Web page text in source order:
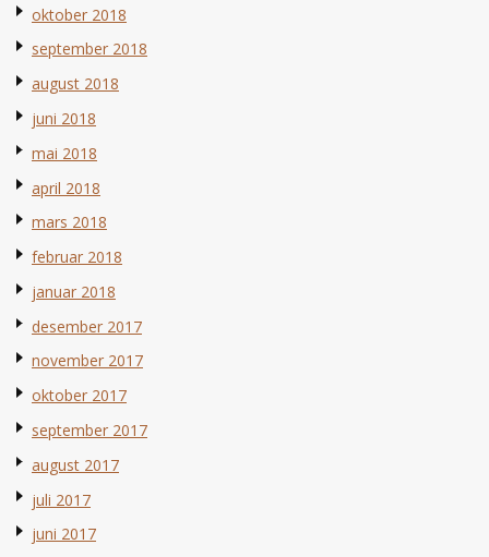
oktober 2018
september 2018
august 2018
juni 2018
mai 2018
april 2018
mars 2018
februar 2018
januar 2018
desember 2017
november 2017
oktober 2017
september 2017
august 2017
juli 2017
juni 2017